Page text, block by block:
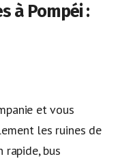
à Pompéi :
et vous
les ruines de
rapide, bus